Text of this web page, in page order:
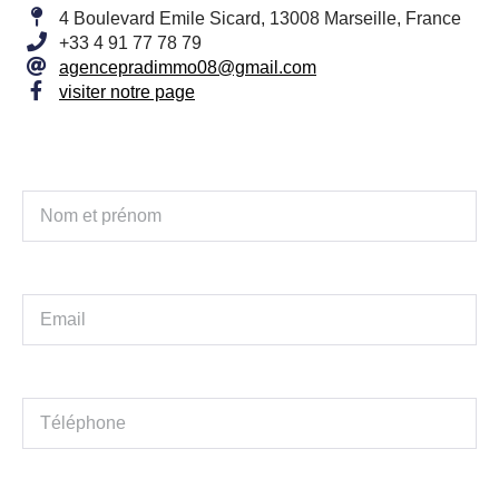
4 Boulevard Emile Sicard, 13008 Marseille, France
+33 4 91 77 78 79
agencepradimmo08@gmail.com
visiter notre page